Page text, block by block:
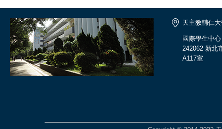
天主教輔仁
國際學生中心
242062 新北
A117室